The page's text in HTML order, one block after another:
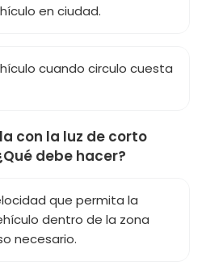
en ciudad.
cuando circulo cuesta
con la luz de corto
debe hacer?
que permita la
dentro de la zona
necesario.